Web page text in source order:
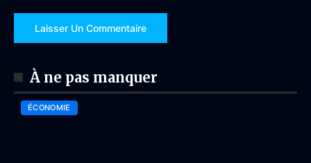
À ne pas manquer
ÉCONOMIE